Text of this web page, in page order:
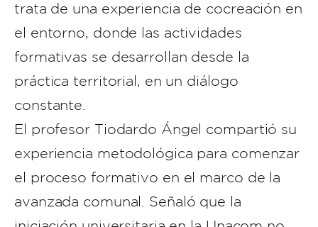
trata de una experiencia de cocreación en
el entorno, donde las actividades
formativas se desarrollan desde la
práctica territorial, en un diálogo
constante.
El profesor Tiodardo Ángel compartió su
experiencia metodológica para comenzar
el proceso formativo en el marco de la
avanzada comunal. Señaló que la